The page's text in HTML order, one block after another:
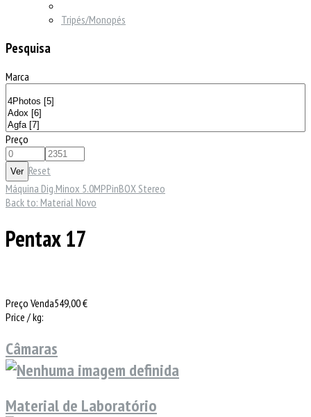
Tripés/Monopés
Pesquisa
Marca
Preço
Reset
Máquina Dig.Minox 5.0MPPinBOX Stereo
Back to: Material Novo
Pentax 17
Preço Venda549,00 €
Price / kg:
Câmaras
Material de Laboratório